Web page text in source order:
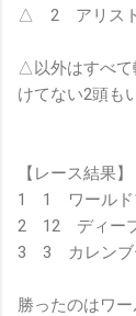
△ 2 アリスト
△以外はすべ
けてない2頭も
【レース結果】
1 1 ワールド
2 12 ディー
3 3 カレンブ
勝ったのはワ